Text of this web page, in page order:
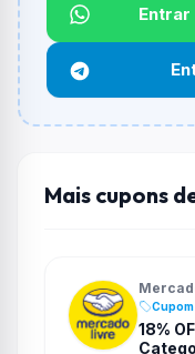
Funciona em
Não
e alguns
não aceitar cupons.
Mais cupons
18%